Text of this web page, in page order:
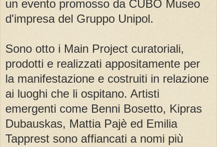
un evento promosso da CUBO Museo
d'impresa del Gruppo Unipol.
Sono otto i Main Project curatoriali,
prodotti e realizzati appositamente per
la manifestazione e costruiti in relazione
ai luoghi che li ospitano. Artisti
emergenti come Benni Bosetto, Kipras
Dubauskas, Mattia Pajè ed Emilia
Tapprest sono affiancati a nomi più